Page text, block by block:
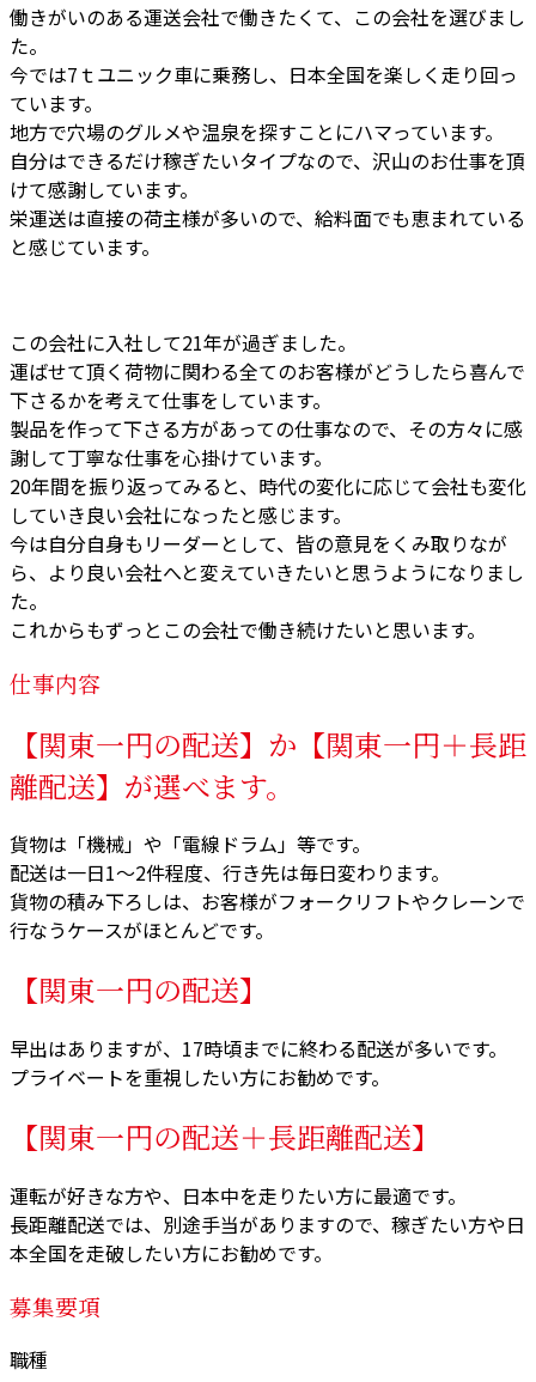
働きがいのある運送会社で働きたくて、この会社を選びまし
た。
今では7ｔユニック車に乗務し、日本全国を楽しく走り回っ
ています。
地方で穴場のグルメや温泉を探すことにハマっています。
自分はできるだけ稼ぎたいタイプなので、沢山のお仕事を頂
けて感謝しています。
栄運送は直接の荷主様が多いので、給料面でも恵まれている
と感じています。
この会社に入社して21年が過ぎました。
運ばせて頂く荷物に関わる全てのお客様がどうしたら喜んで
下さるかを考えて仕事をしています。
製品を作って下さる方があっての仕事なので、その方々に感
謝して丁寧な仕事を心掛けています。
20年間を振り返ってみると、時代の変化に応じて会社も変化
していき良い会社になったと感じます。
今は自分自身もリーダーとして、皆の意見をくみ取りなが
ら、より良い会社へと変えていきたいと思うようになりまし
た。
これからもずっとこの会社で働き続けたいと思います。
仕事内容
【関東一円の配送】か【関東一円＋長距
離配送】が選べます。
貨物は「機械」や「電線ドラム」等です。
配送は一日1～2件程度、行き先は毎日変わります。
貨物の積み下ろしは、お客様がフォークリフトやクレーンで
行なうケースがほとんどです。
【関東一円の配送】
早出はありますが、17時頃までに終わる配送が多いです。
プライベートを重視したい方にお勧めです。
【関東一円の配送＋長距離配送】
運転が好きな方や、日本中を走りたい方に最適です。
長距離配送では、別途手当がありますので、稼ぎたい方や日
本全国を走破したい方にお勧めです。
募集要項
職種